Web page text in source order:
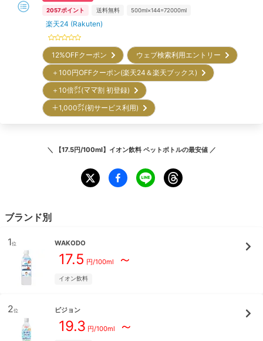
2057ポイント 送料無料 500ml×144=72000ml
楽天24 (Rakuten)
12%OFFクーポン
ウェブ検索利用エントリー
＋100円OFFクーポン(楽天24＆楽天ブックス)
＋10倍㌽(ママ割 初登録)
＋1,000㌽(初サービス利用)
＼ 【17.5円/100ml】イオン飲料 ペットボトルの最安値 ／
ブランド別
1位 WAKODO
17.5 円/100ml ～
イオン飲料
2位 ピジョン
19.3 円/100ml ～